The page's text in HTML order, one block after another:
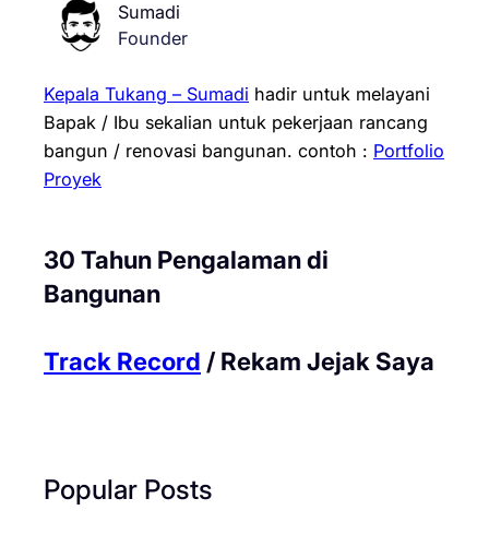
Sumadi
Founder
Kepala Tukang – Sumadi hadir untuk melayani
Bapak / Ibu sekalian untuk pekerjaan rancang
bangun / renovasi bangunan. contoh : Portfolio
Proyek
30 Tahun Pengalaman di
Bangunan
Track Record / Rekam Jejak Saya
Popular Posts